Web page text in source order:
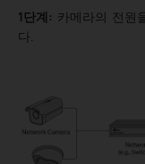
1단계: 카메라의 전원
다.